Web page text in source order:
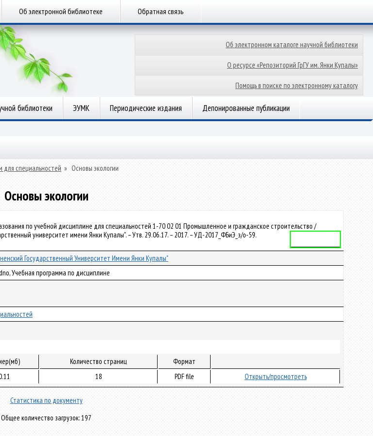
Об электронной библиотеке Обратная связь
Об электронном каталоге научной библиотеки
О ресурсе «Репозиторий ГрГУ им. Янки Купалы»
Помощь в поиске по электронному каталогу
библиотеки ЭУМК Периодические издания Депонированные публикации
специальностей » Основы экологии
Основы экологии
по учебной дисциплине для специальностей 1-70 02 01 Промышленное и гражданское строительство /
университет имени Янки Купалы". – Утв. 29.06.17. – 2017. – УД-2017_ФБиЭ_з/о-59.
Государственный Университет Имени Янки Купалы"
Учебная программа по дисциплине
Количество страниц
Формат
18 PDF file Открыть/просмотреть
Статистика по документу
Общее количество загрузок: 197